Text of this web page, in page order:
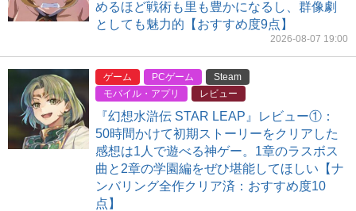
めるほど戦術も里も豊かになるし、群像劇
としても魅力的【おすすめ度9点】
2026-08-07 19:00
ゲーム PCゲーム
Steam
モバイル・アプリ
レビュー
『幻想水滸伝 STAR LEAP』レビュー①：
50時間かけて初期ストーリーをクリアした
感想は1人で遊べる神ゲー。1章のラスボス
曲と2章の学園編をぜひ堪能してほしい【ナ
ンバリング全作クリア済：おすすめ度10
点】